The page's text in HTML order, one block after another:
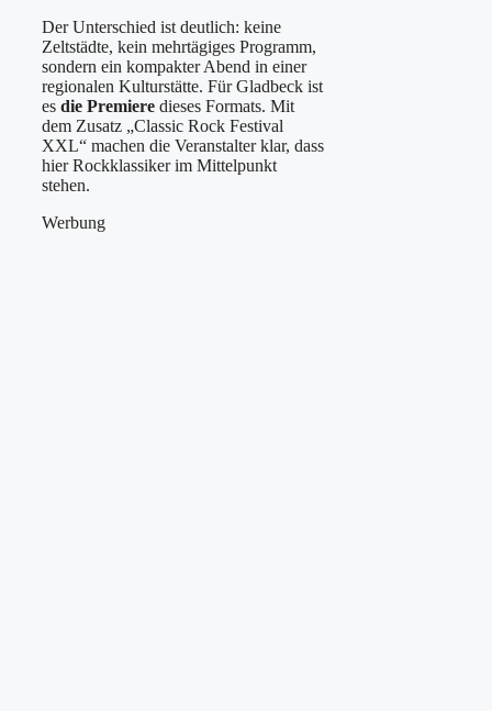
Der Unterschied ist deutlich: keine
Zeltstädte, kein mehrtägiges Programm,
sondern ein kompakter Abend in einer
regionalen Kulturstätte. Für Gladbeck ist
es die Premiere dieses Formats. Mit
dem Zusatz „Classic Rock Festival
XXL“ machen die Veranstalter klar, dass
hier Rockklassiker im Mittelpunkt
stehen.
Werbung